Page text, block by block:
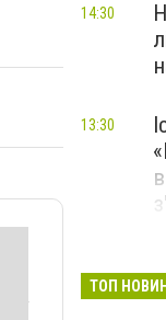
14:30
13:30
ТОП